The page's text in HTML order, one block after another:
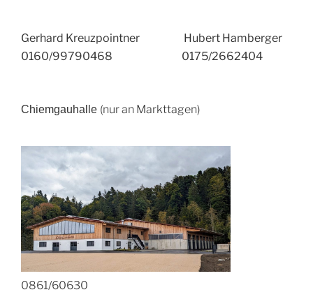
Gerhard Kreuzpointner Hubert Hamberger
0160/99790468 0175/2662404
Chiemgauhalle (nur an Markttagen)
0861/60630